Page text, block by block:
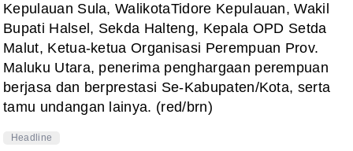
Kepulauan Sula, WalikotaTidore Kepulauan, Wakil
Bupati Halsel, Sekda Halteng, Kepala OPD Setda
Malut, Ketua-ketua Organisasi Perempuan Prov.
Maluku Utara, penerima penghargaan perempuan
berjasa dan berprestasi Se-Kabupaten/Kota, serta
tamu undangan lainya. (red/brn)
Headline